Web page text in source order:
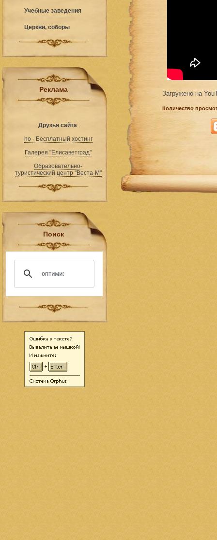
Учебные заведения
Церкви, соборы
Реклама
Друзья сайта:
ho - Бесплатный хостинг
Галерея "Елисаветград"
Образовательно-
туристический центр "Веста-М"
Поиск
Загружено на
Количество